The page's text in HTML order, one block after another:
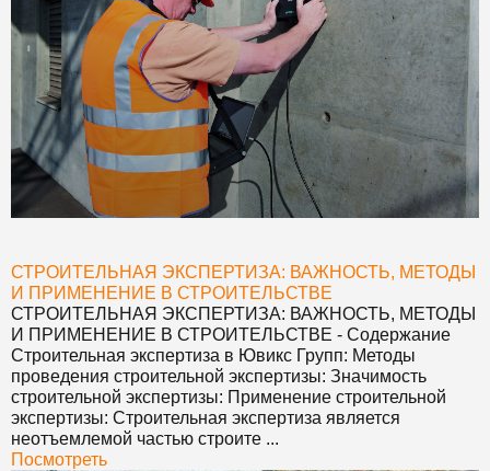
СТРОИТЕЛЬНАЯ ЭКСПЕРТИЗА: ВАЖНОСТЬ, МЕТОДЫ
И ПРИМЕНЕНИЕ В СТРОИТЕЛЬСТВЕ
СТРОИТЕЛЬНАЯ ЭКСПЕРТИЗА: ВАЖНОСТЬ, МЕТОДЫ
И ПРИМЕНЕНИЕ В СТРОИТЕЛЬСТВЕ - Содержание
Строительная экспертиза в Ювикс Групп: Методы
проведения строительной экспертизы: Значимость
строительной экспертизы: Применение строительной
экспертизы: Строительная экспертиза является
неотъемлемой частью строите ...
Посмотреть